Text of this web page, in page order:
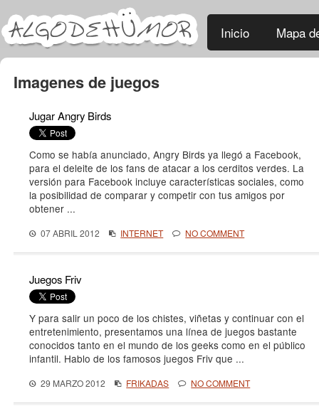
Inicio Mapa
Imagenes de juegos
Jugar Angry Birds
Como se había anunciado, Angry Birds ya llegó a Facebook,
para el deleite de los fans de atacar a los cerditos verdes. La
versión para Facebook incluye características sociales, como
la posibilidad de comparar y competir con tus amigos por
obtener ...
07 ABRIL 2012 INTERNET NO COMMENT
Juegos Friv
Y para salir un poco de los chistes, viñetas y continuar con el
entretenimiento, presentamos una línea de juegos bastante
conocidos tanto en el mundo de los geeks como en el público
infantil. Hablo de los famosos juegos Friv que ...
29 MARZO 2012 FRIKADAS NO COMMENT